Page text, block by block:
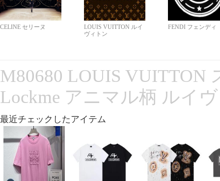
CELINE セリーヌ
LOUIS VUITTON ルイ
ヴィトン
FENDI フェンディ
M80680 LOUIS VUITTON
Lockme アニマル柄 ルイ
最近チェックしたアイテム